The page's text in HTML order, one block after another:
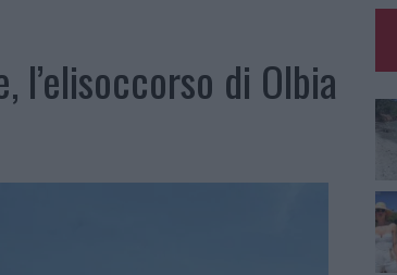
l’elisoccorso di Olbia